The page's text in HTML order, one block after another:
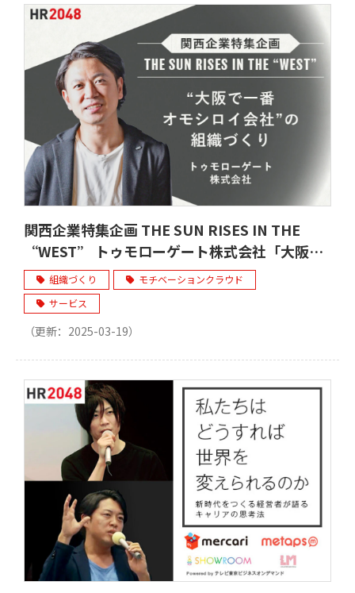
関西企業特集企画 THE SUN RISES IN THE
“WEST” トゥモローゲート株式会社「大阪で
一番オモシロイ会社」の組織づくり
組織づくり
モチベーションクラウド
サービス
（更新： 2025-03-19）